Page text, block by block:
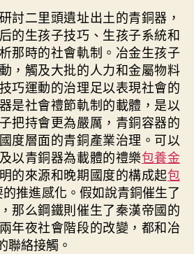
冶
金
考
古
學
家、
北
京
年
夜
學
考
古
文
博
二里頭遺址出土的青銅器，
的生孩子技巧、生孩子系統和
那時的社會軌制。冶金生孩子
，觸及大批的人力和金屬物料
巧運動的治理足以表現社會的
是社會禮節軌制的載體，是以
把持會更為嚴厲，青銅容器的
度層面的青銅產業治理。可以
以青銅器為載體的禮樂包養金
的來源和晚期國度的構成起包
推進感化。假如說青銅催生了
那么鋼鐵則催生了秦漢帝國的
年夜社會階段的改變，都和冶
聯絡接觸。